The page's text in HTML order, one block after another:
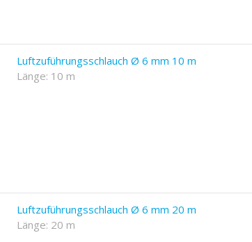
Luftzuführungsschlauch Ø 6 mm 10 m
Länge: 10 m
Luftzuführungsschlauch Ø 6 mm 20 m
Länge: 20 m